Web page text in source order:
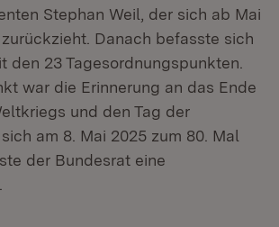
Stephan Weil, der sich ab Mai
Danach befasste sich
den 23 Tagesordnungspunkten.
war die Erinnerung an das Ende
und den Tag der
am 8. Mai 2025 zum 80. Mal
der Bundesrat eine